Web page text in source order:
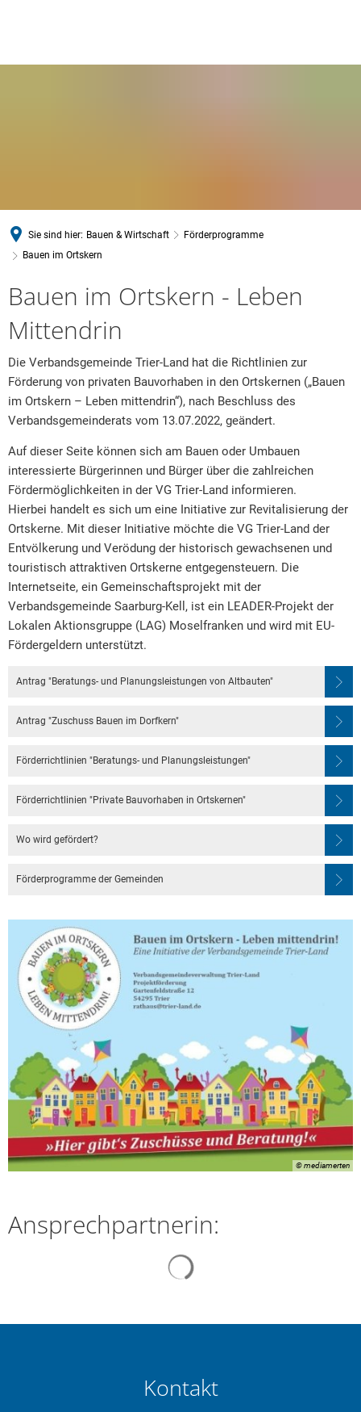
Sie sind hier: Bauen & Wirtschaft
Förderprogramme
Bauen im Ortskern
Bauen
im
Bauen im Ortskern - Leben
Mittendrin
Die Verbandsgemeinde Trier-Land hat die Richtlinien zur
Förderung von privaten Bauvorhaben in den Ortskernen („Bauen
im Ortskern – Leben mittendrin“), nach Beschluss des
Verbandsgemeinderats vom 13.07.2022, geändert.
Auf dieser Seite können sich am Bauen oder Umbauen
interessierte Bürgerinnen und Bürger über die zahlreichen
Fördermöglichkeiten in der VG Trier-Land informieren.
Hierbei handelt es sich um eine Initiative zur Revitalisierung der
Ortskerne. Mit dieser Initiative möchte die VG Trier-Land der
Entvölkerung und Verödung der historisch gewachsenen und
touristisch attraktiven Ortskerne entgegensteuern. Die
Internetseite, ein Gemeinschaftsprojekt mit der
Verbandsgemeinde Saarburg-Kell, ist ein LEADER-Projekt der
Lokalen Aktionsgruppe (LAG) Moselfranken und wird mit EU-
Fördergeldern unterstützt.
Antrag "Beratungs- und Planungsleistungen von Altbauten"
Antrag "Zuschuss Bauen im Dorfkern"
Förderrichtlinien "Beratungs- und Planungsleistungen"
Förderrichtlinien "Private Bauvorhaben in Ortskernen"
Wo wird gefördert?
Förderprogramme der Gemeinden
© mediamerten
Ansprechpartnerin:
Kontakt